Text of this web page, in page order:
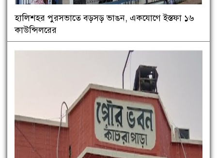
হালিশহর পুরসভাতে বড়সড় ভাঙন, একযোগে ইস্তফা ১৬
কাউন্সিলরের